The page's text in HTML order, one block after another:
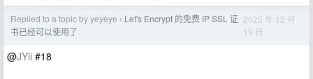
Replied to a topic by yeyeye › Let's Encrypt 的免费 IP SSL 证
书已经可以使用了
2025 年 12 月
19 日
@JYii #18